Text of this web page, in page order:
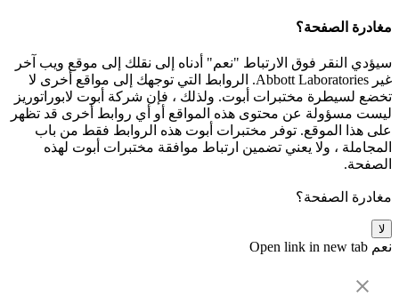
مغادرة الصفحة؟
سيؤدي النقر فوق الارتباط "نعم" أدناه إلى نقلك إلى موقع ويب آخر
غير Abbott Laboratories. الروابط التي توجهك إلى مواقع أخرى لا
تخضع لسيطرة مختبرات أبوت. ولذلك ، فإن شركة أبوت لابوراتوريز
ليست مسؤولة عن محتوى هذه المواقع أو أي روابط أخرى قد تظهر
على هذا الموقع. توفر مختبرات أبوت هذه الروابط فقط من باب
المجاملة ، ولا يعني تضمين ارتباط موافقة مختبرات أبوت لهذه
الصفحة.
مغادرة الصفحة؟
لا
نعم Open link in new tab